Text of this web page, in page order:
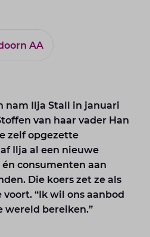
AA
nam Ilja Stall in januari
van haar vader Han
zelf opgezette
Ilja al een nieuwe
consumenten aan
Die koers zet ze als
“Ik wil ons aanbod
wereld bereiken.”